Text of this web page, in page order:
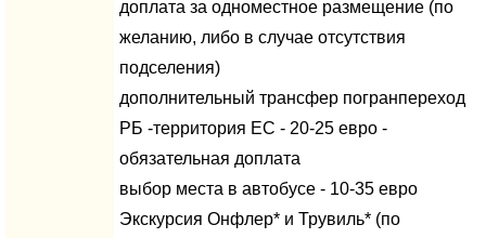
доплата за одноместное размещение (по
желанию, либо в случае отсутствия
подселения)
дополнительный трансфер погранпереход
РБ -территория ЕС - 20-25 евро -
обязательная доплата
выбор места в автобусе - 10-35 евро
Экскурсия Онфлер* и Трувиль* (по